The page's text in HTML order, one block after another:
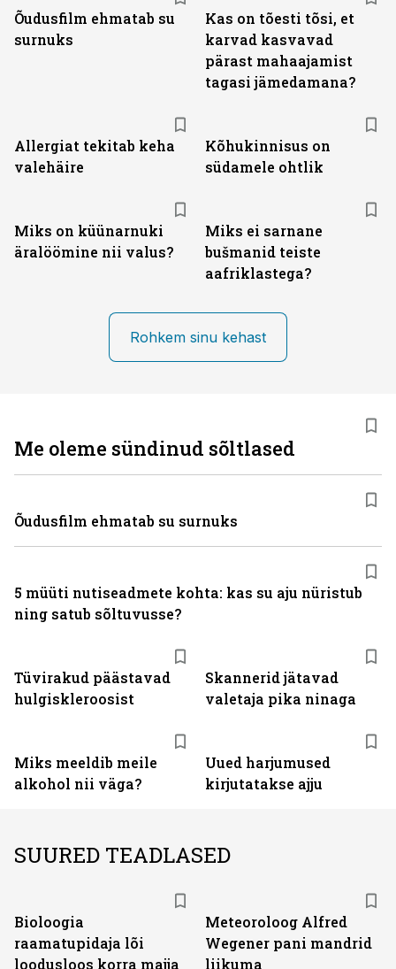
Õudusfilm ehmatab su
surnuks
Kas on tõesti tõsi, et
karvad kasvavad
pärast mahaajamist
tagasi jämedamana?
Allergiat tekitab keha
valehäire
Kõhukinnisus on
südamele ohtlik
Miks on küünarnuki
äralöömine nii valus?
Miks ei sarnane
bušmanid teiste
aafriklastega?
Rohkem sinu kehast
Tüvirakud päästavad
hulgiskleroosist
Skannerid jätavad
valetaja pika ninaga
Miks meeldib meile
alkohol nii väga?
Uued harjumused
kirjutatakse ajju
Me oleme sündinud sõltlased
Õudusfilm ehmatab su surnuks
5 müüti nutiseadmete kohta: kas su aju nüristub
ning satub sõltuvusse?
SUURED TEADLASED
Bioloogia
raamatupidaja lõi
loodusloos korra majja
Meteoroloog Alfred
Wegener pani mandrid
liikuma